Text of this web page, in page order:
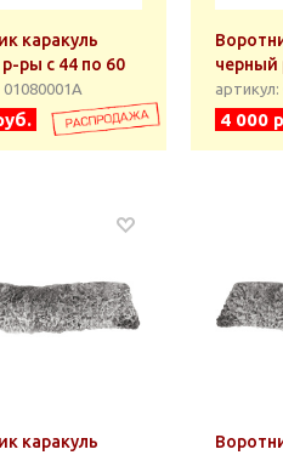
каракуль
ры с 44 по 60
01080001А
черный
4 000
каракуль